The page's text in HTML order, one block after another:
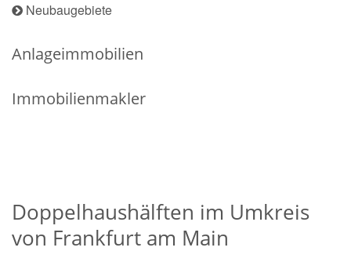
Neubaugebiete
Anlageimmobilien
Immobilienmakler
Doppelhaushälften im Umkreis
von Frankfurt am Main